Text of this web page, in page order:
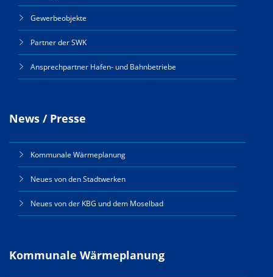
Gewerbeobjekte
Partner der SWK
Ansprechpartner Hafen- und Bahnbetriebe
News / Presse
Kommunale Wärmeplanung
Neues von den Stadtwerken
Neues von der KBG und dem Moselbad
Kommunale Wärmeplanung